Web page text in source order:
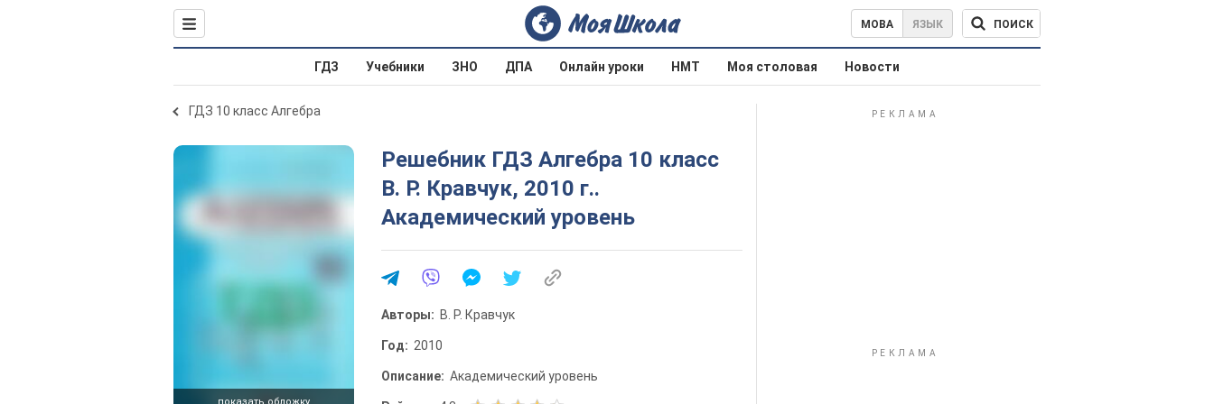
МОВА ЯЗЫК ПОИСК
ГДЗ Учебники ЗНО ДПА Онлайн уроки НМТ Моя столовая Новости
ГДЗ 10 класс Алгебра
Решебник ГДЗ Алгебра 10 класс
В. Р. Кравчук, 2010 г..
Академический уровень
Авторы: В. Р. Кравчук
Год: 2010
Описание: Академический уровень